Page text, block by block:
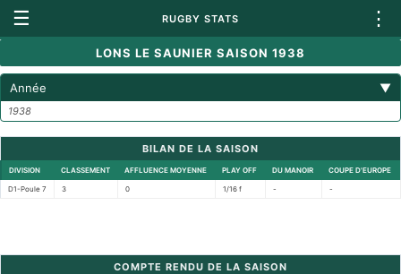
☰ RUGBY STATS ⋮
LONS LE SAUNIER SAISON 1938
Année ▼
1938
BILAN DE LA SAISON
DIVISION CLASSEMENT AFFLUENCE MOYENNE PLAY OFF DU MANOIR COUPE D'EUROPE
D1-Poule 7 3 0 1/16 f - -
COMPTE RENDU DE LA SAISON